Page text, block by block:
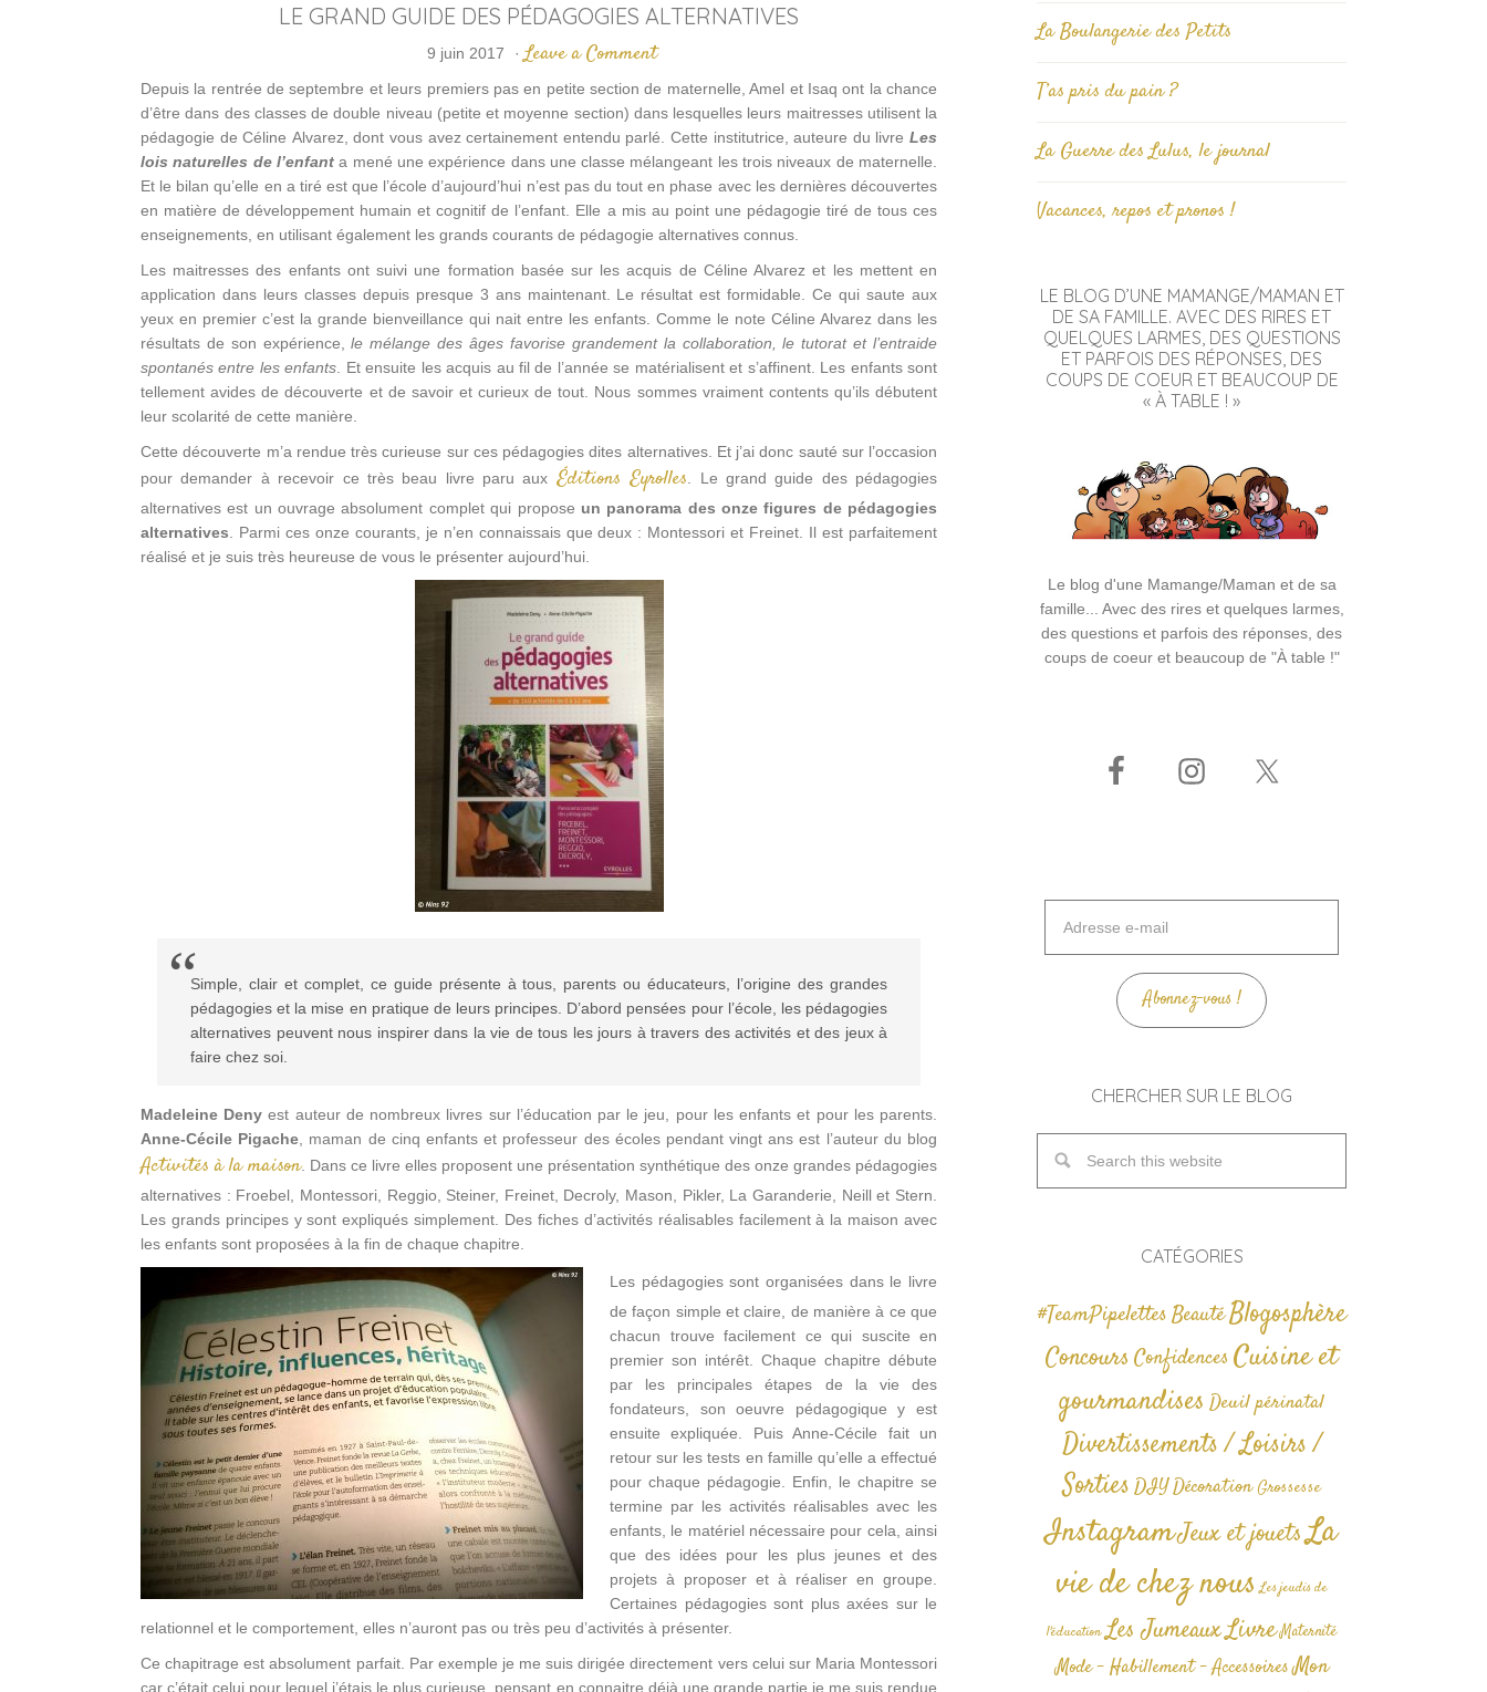
LE GRAND GUIDE DES PÉDAGOGIES ALTERNATIVES
9 juin 2017 · Leave a Comment
Depuis la rentrée de septembre et leurs premiers pas en petite section de maternelle, Amel et Isaq ont la chance
d’être dans des classes de double niveau (petite et moyenne section) dans lesquelles leurs maitresses utilisent la
pédagogie de Céline Alvarez, dont vous avez certainement entendu parlé. Cette institutrice, auteure du livre Les
lois naturelles de l’enfanta mené une expérience dans une classe mélangeant les trois niveaux de maternelle.
Et le bilan qu’elle en a tiré est que l’école d’aujourd’hui n’est pas du tout en phase avec les dernières découvertes
en matière de développement humain et cognitif de l’enfant. Elle a mis au point une pédagogie tiré de tous ces
enseignements, en utilisant également les grands courants de pédagogie alternatives connus.
Les maitresses des enfants ont suivi une formation basée sur les acquis de Céline Alvarez et les mettent en
application dans leurs classes depuis presque 3 ans maintenant. Le résultat est formidable. Ce qui saute aux
yeux en premier c’est la grande bienveillance qui nait entre les enfants. Comme le note Céline Alvarez dans les
résultats de son expérience,le mélange des âges favorise grandement la collaboration, le tutorat et l’entraide
spontanés entre les enfants . Et ensuite les acquis au fil de l’année se matérialisent et s’affinent. Les enfants sont
tellement avides de découverte et de savoir et curieux de tout. Nous sommes vraiment contents qu’ils débutent
leur scolarité de cette manière.
Cette découverte m’a rendue très curieuse sur ces pédagogies dites alternatives. Et j’ai donc sauté sur l’occasion
pour demander à recevoir ce très beau livre paru aux Éditions Eyrolles . Le grand guide des pédagogies
alternatives est un ouvrage absolument complet qui propose un panorama des onze figures de pédagogies
alternatives . Parmi ces onze courants, je n’en connaissais que deux : Montessori et Freinet. Il est parfaitement
réalisé et je suis très heureuse de vous le présenter aujourd’hui.
Simple, clair et complet, ce guide présente à tous, parents ou éducateurs, l’origine des grandes
pédagogies et la mise en pratique de leurs principes. D’abord pensées pour l’école, les pédagogies
alternatives peuvent nous inspirer dans la vie de tous les jours à travers des activités et des jeux à
faire chez soi.
Madeleine Deny est auteur de nombreux livres sur l’éducation par le jeu, pour les enfants et pour les parents.
Anne-Cécile Pigache , maman de cinq enfants et professeur des écoles pendant vingt ans est l’auteur du blog
Activités à la maison. Dans ce livre elles proposent une présentation synthétique des onze grandes pédagogies
alternatives : Froebel, Montessori, Reggio, Steiner, Freinet, Decroly, Mason, Pikler, La Garanderie, Neill et Stern.
Les grands principes y sont expliqués simplement. Des fiches d’activités réalisables facilement à la maison avec
les enfants sont proposées à la fin de chaque chapitre.
Les pédagogies sont organisées dans le livre
de façon simple et claire, de manière à ce que
chacun trouve facilement ce qui suscite en
premier son intérêt. Chaque chapitre débute
par les principales étapes de la vie des
fondateurs, son oeuvre pédagogique y est
ensuite expliquée. Puis Anne-Cécile fait un
retour sur les tests en famille qu’elle a effectué
pour chaque pédagogie. Enfin, le chapitre se
termine par les activités réalisables avec les
enfants, le matériel nécessaire pour cela, ainsi
que des idées pour les plus jeunes et des
projets à proposer et à réaliser en groupe.
Certaines pédagogies sont plus axées sur le
relationnel et le comportement, elles n’auront pas ou très peu d’activités à présenter.
Ce chapitrage est absolument parfait. Par exemple je me suis dirigée directement vers celui sur Maria Montessori
car c’était celui pour lequel j’étais le plus curieuse, pensant en connaitre déjà une grande partie je me suis rendue
La Boulangerie des Petits
T’as pris du pain ?
La Guerre des Lulus, le journal
Vacances, repos et pronos !
LE BLOG D’UNE MAMANGE/MAMAN ET
DE SA FAMILLE. AVEC DES RIRES ET
QUELQUES LARMES, DES QUESTIONS
ET PARFOIS DES RÉPONSES, DES
COUPS DE COEUR ET BEAUCOUP DE
« À TABLE ! »
Le blog d'une Mamange/Maman et de sa
famille... Avec des rires et quelques larmes,
des questions et parfois des réponses, des
coups de coeur et beaucoup de "À table !"
mail
Abonnez-vous !
CHERCHER SUR LE BLOG
CATÉGORIES
#TeamPipelettesBeautéBlogosphère
ConcoursConfidences Cuisine et
gourmandises Deuil périnatal
Divertissements / Loisirs /
SortiesDIYDécoration Grossesse
InstagramJeux et jouetsLa
vie de chez nous Les jeudis de
l'éducation Les JumeauxLivre Maternité
Mode - Habillement - AccessoiresMon